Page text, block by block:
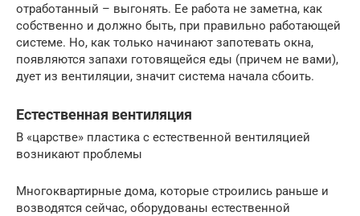
отработанный – выгонять. Ее работа не заметна, как
собственно и должно быть, при правильно работающей
системе. Но, как только начинают запотевать окна,
появляются запахи готовящейся еды (причем не вами),
дует из вентиляции, значит система начала сбоить.
Естественная вентиляция
В «царстве» пластика с естественной вентиляцией
возникают проблемы
Многоквартирные дома, которые строились раньше и
возводятся сейчас, оборудованы естественной